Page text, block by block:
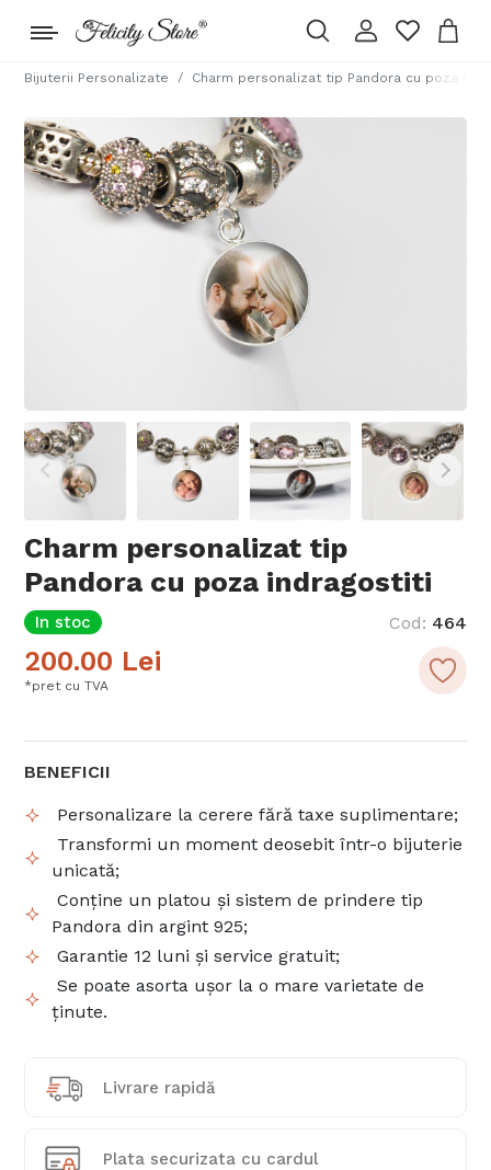
Bijuterii Personalizate Charm personalizat tip Pandora cu poza
Charm personalizat tip
Pandora cu poza indragostiti
In stoc Cod: 464
200.00 Lei
*pret cu TVA
BENEFICII
Personalizare la cerere fără taxe suplimentare;
Transformi un moment deosebit într-o bijuterie
unicată;
Conține un platou și sistem de prindere tip
Pandora din argint 925;
Garantie 12 luni și service gratuit;
Se poate asorta ușor la o mare varietate de
ținute.
Livrare rapidă
Plata securizata cu cardul